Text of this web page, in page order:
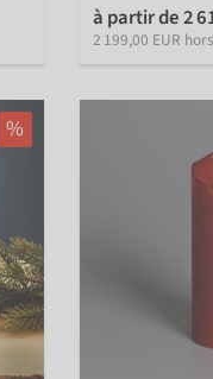
à partir de 2
2 199,00 EUR
%